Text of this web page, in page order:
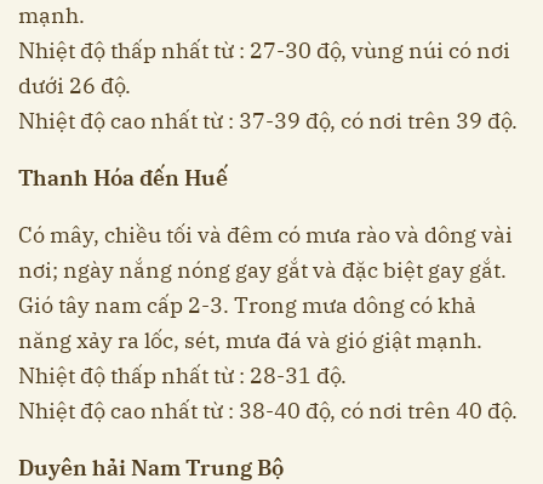
mạnh.
Nhiệt độ thấp nhất từ : 27-30 độ, vùng núi có nơi
dưới 26 độ.
Nhiệt độ cao nhất từ : 37-39 độ, có nơi trên 39 độ.
Thanh Hóa đến Huế
Có mây, chiều tối và đêm có mưa rào và dông vài
nơi; ngày nắng nóng gay gắt và đặc biệt gay gắt.
Gió tây nam cấp 2-3. Trong mưa dông có khả
năng xảy ra lốc, sét, mưa đá và gió giật mạnh.
Nhiệt độ thấp nhất từ : 28-31 độ.
Nhiệt độ cao nhất từ : 38-40 độ, có nơi trên 40 độ.
Duyên hải Nam Trung Bộ